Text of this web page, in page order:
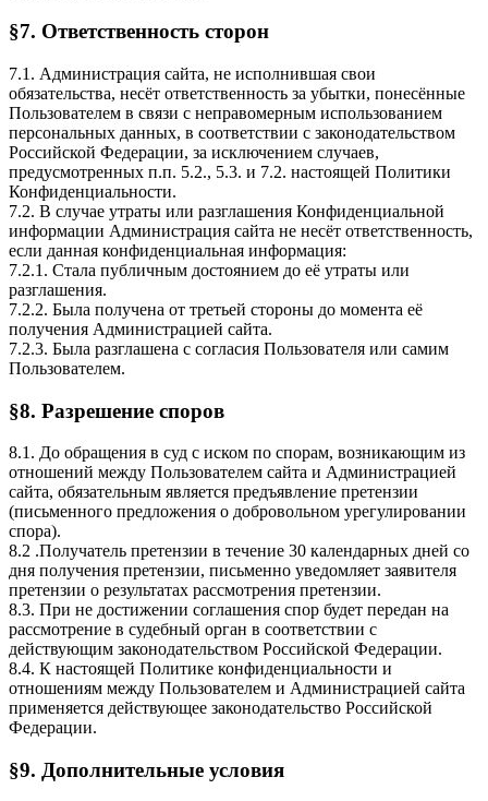
§7. Ответственность сторон
7.1. Администрация сайта, не исполнившая свои
обязательства, несёт ответственность за убытки, понесённые
Пользователем в связи с неправомерным использованием
персональных данных, в соответствии с законодательством
Российской Федерации, за исключением случаев,
предусмотренных п.п. 5.2., 5.3. и 7.2. настоящей Политики
Конфиденциальности.
7.2. В случае утраты или разглашения Конфиденциальной
информации Администрация сайта не несёт ответственность,
если данная конфиденциальная информация:
7.2.1. Стала публичным достоянием до её утраты или
разглашения.
7.2.2. Была получена от третьей стороны до момента её
получения Администрацией сайта.
7.2.3. Была разглашена с согласия Пользователя или самим
Пользователем.
§8. Разрешение споров
8.1. До обращения в суд с иском по спорам, возникающим из
отношений между Пользователем сайта и Администрацией
сайта, обязательным является предъявление претензии
(письменного предложения о добровольном урегулировании
спора).
8.2 .Получатель претензии в течение 30 календарных дней со
дня получения претензии, письменно уведомляет заявителя
претензии о результатах рассмотрения претензии.
8.3. При не достижении соглашения спор будет передан на
рассмотрение в судебный орган в соответствии с
действующим законодательством Российской Федерации.
8.4. К настоящей Политике конфиденциальности и
отношениям между Пользователем и Администрацией сайта
применяется действующее законодательство Российской
Федерации.
§9. Дополнительные условия